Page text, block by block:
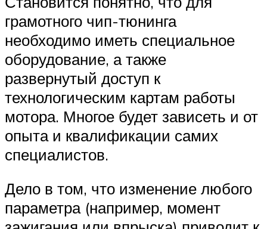
грамотного чип-тюнинга
необходимо иметь специальное
оборудование, а также
развернутый доступ к
технологическим картам работы
мотора. Многое будет зависеть и от
опыта и квалификации самих
специалистов.
Дело в том, что изменение любого
параметра (например, момент